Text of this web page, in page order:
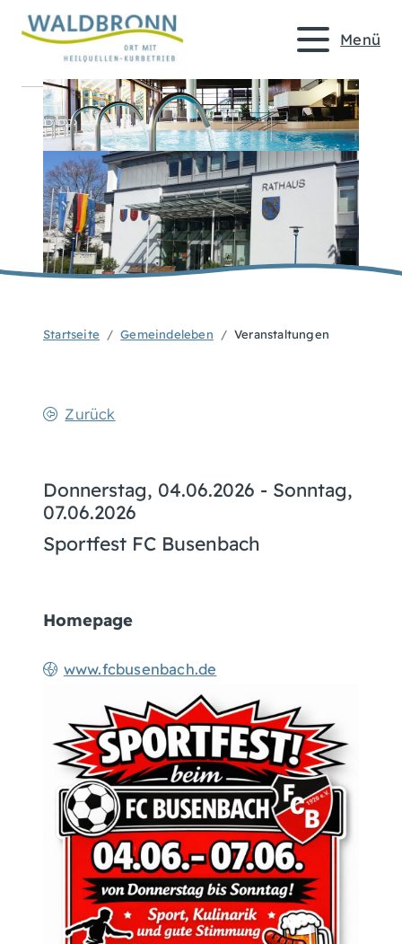
Menü
Startseite Gemeindeleben Veranstaltungen
Zurück
Donnerstag, 04.06.2026 - Sonntag,
07.06.2026
Sportfest FC Busenbach
Homepage
www.fcbusenbach.de